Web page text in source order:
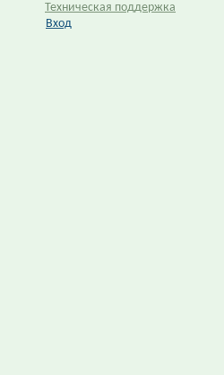
Техническая поддержка
Вход